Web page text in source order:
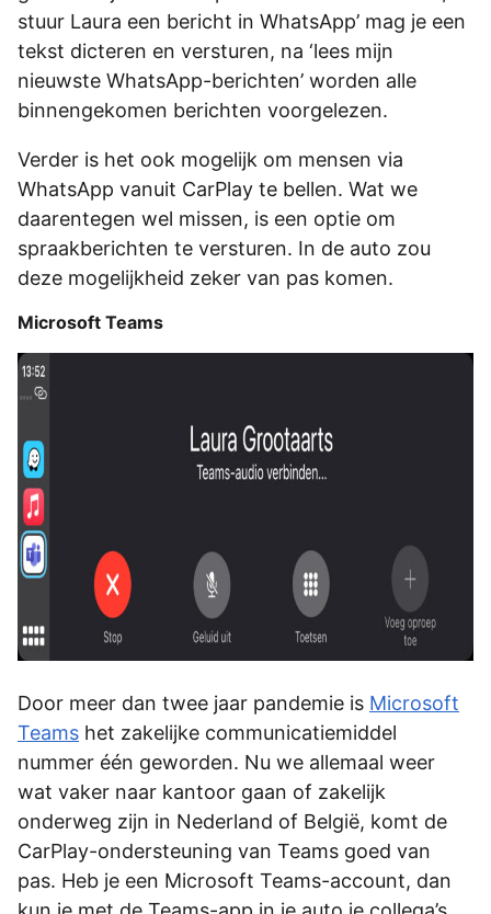
stuur Laura een ­bericht in WhatsApp’ mag je een
tekst dicteren en versturen, na ‘lees mijn
nieuwste ­WhatsApp-berichten’ worden alle
binnengekomen berichten voorgelezen.
Verder is het ook mogelijk om mensen via
WhatsApp vanuit CarPlay te bellen. Wat we
daarentegen wel missen, is een optie om
spraakberichten te versturen. In de auto zou
deze mogelijkheid zeker van pas komen.
Microsoft Teams
Door meer dan twee jaar pandemie is Microsoft
Teams het zakelijke communicatiemiddel
nummer één geworden. Nu we allemaal weer
wat vaker naar kantoor gaan of zakelijk
onderweg zijn in Nederland of België, komt de
CarPlay-ondersteuning van Teams goed van
pas. Heb je een Microsoft Teams-account, dan